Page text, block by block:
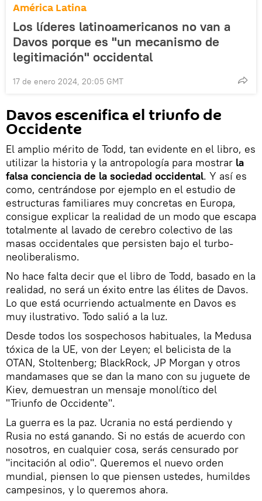
América Latina
Los líderes latinoamericanos no van a
Davos porque es "un mecanismo de
legitimación" occidental
17 de enero 2024, 20:05 GMT
Davos escenifica el triunfo de
Occidente
El amplio mérito de Todd, tan evidente en el libro, es
utilizar la historia y la antropología para mostrar la
falsa conciencia de la sociedad occidental. Y así es
como, centrándose por ejemplo en el estudio de
estructuras familiares muy concretas en Europa,
consigue explicar la realidad de un modo que escapa
totalmente al lavado de cerebro colectivo de las
masas occidentales que persisten bajo el turbo-
neoliberalismo.
No hace falta decir que el libro de Todd, basado en la
realidad, no será un éxito entre las élites de Davos.
Lo que está ocurriendo actualmente en Davos es
muy ilustrativo. Todo salió a la luz.
Desde todos los sospechosos habituales, la Medusa
tóxica de la UE, von der Leyen; el belicista de la
OTAN, Stoltenberg; BlackRock, JP Morgan y otros
mandamases que se dan la mano con su juguete de
Kiev, demuestran un mensaje monolítico del
"Triunfo de Occidente".
La guerra es la paz. Ucrania no está perdiendo y
Rusia no está ganando. Si no estás de acuerdo con
nosotros, en cualquier cosa, serás censurado por
"incitación al odio". Queremos el nuevo orden
mundial, piensen lo que piensen ustedes, humildes
campesinos, y lo queremos ahora.